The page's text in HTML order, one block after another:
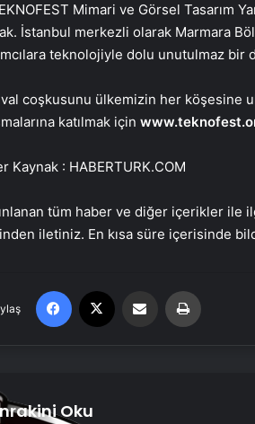
Mimari ve Görsel Tasarım
İstanbul merkezli olarak Marmara
teknolojiyle dolu unutulmaz bir
coşkusunu ülkemizin her köşesine
katılmak için
Kaynak : HABERTURK.COM
tüm haber ve diğer içerikler ile
iletiniz. En kısa süre içerisinde
Facebook Email'den paylaş
Oku